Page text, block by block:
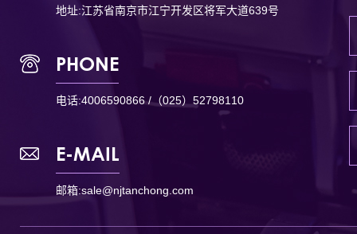
地址:江苏省南京市江宁开发区将军大道639号
PHONE
电话:4006590866 /（025）52798110
E-MAIL
邮箱:sale@njtanchong.com